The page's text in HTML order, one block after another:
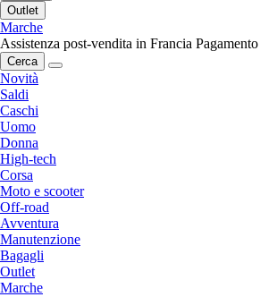
Outlet
Marche
Assistenza post-vendita in Francia
Cerca
Novità
Saldi
Caschi
Uomo
Donna
High-tech
Corsa
Moto e scooter
Off-road
Avventura
Manutenzione
Bagagli
Outlet
Marche